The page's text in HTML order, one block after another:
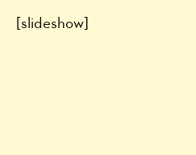
[slideshow]